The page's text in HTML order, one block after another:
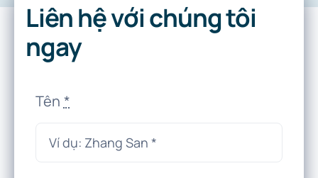
Liên hệ với chúng tôi
ngay
Tên *